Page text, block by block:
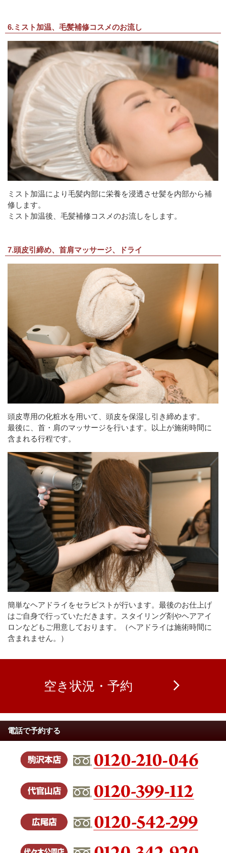
6.ミスト加温、毛髪補修コスメのお流し
ミスト加温により毛髪内部に栄養を浸透させ髪を内部から補
修します。
ミスト加温後、毛髪補修コスメのお流しをします。
7.頭皮引締め、首肩マッサージ、ドライ
頭皮専用の化粧水を用いて、頭皮を保湿し引き締めます。
最後に、首・肩のマッサージを行います。以上が施術時間に
含まれる行程です。
簡単なヘアドライをセラピストが行います。最後のお仕上げ
はご自身で行っていただきます。スタイリング剤やヘアアイ
ロンなどもご用意しております。（ヘアドライは施術時間に
含まれません。
）
空き状況・予約
電話で予約する